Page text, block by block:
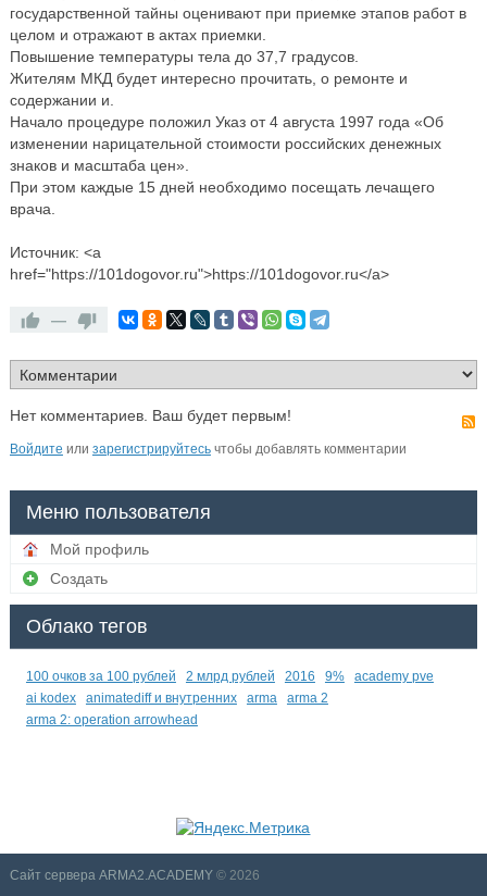
государственной тайны оценивают при приемке этапов работ в
целом и отражают в актах приемки.
Повышение температуры тела до 37,7 градусов.
Жителям МКД будет интересно прочитать, о ремонте и
содержании и.
Начало процедуре положил Указ от 4 августа 1997 года «Об
изменении нарицательной стоимости российских денежных
знаков и масштаба цен».
При этом каждые 15 дней необходимо посещать лечащего
врача.
Источник: <a
href="https://101dogovor.ru">https://101dogovor.ru</a>
—
Нет комментариев. Ваш будет первым!
Войдите или зарегистрируйтесьчтобы добавлять комментарии
Меню пользователя
Мой профиль
Создать
Облако тегов
100 очков за 100 рублей 2 млрд рублей 2016 9%
academy pve
ai kodex
animatediff и внутренних arma
arma 2
arma 2: operation arrowhead
Сайт сервера ARMA2.ACADEMY© 2026